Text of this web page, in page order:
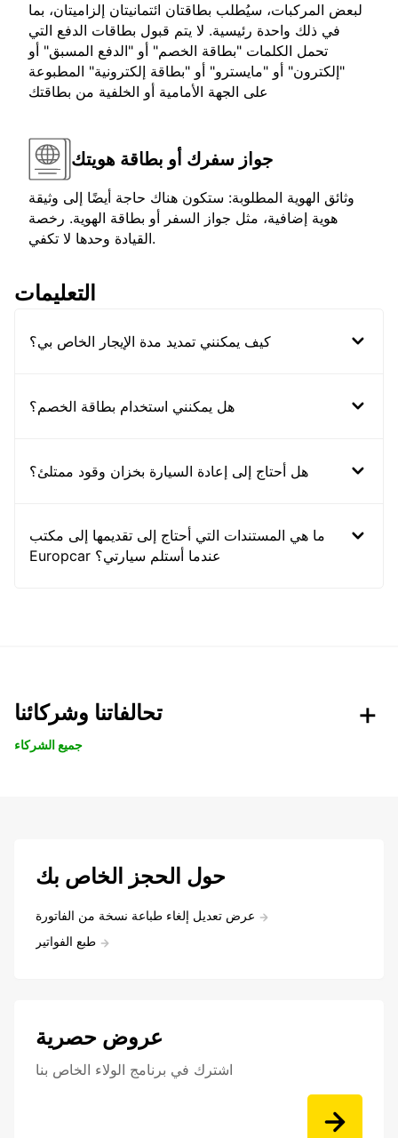
لبعض المركبات، سيُطلب بطاقتان ائتمانيتان إلزاميتان، بما
في ذلك واحدة رئيسية. لا يتم قبول بطاقات الدفع التي
تحمل الكلمات "بطاقة الخصم" أو "الدفع المسبق" أو
"إلكترون" أو "مايسترو" أو "بطاقة إلكترونية" المطبوعة
على الجهة الأمامية أو الخلفية من بطاقتك
جواز سفرك أو بطاقة هويتك
وثائق الهوية المطلوبة: ستكون هناك حاجة أيضًا إلى وثيقة
هوية إضافية، مثل جواز السفر أو بطاقة الهوية. رخصة
القيادة وحدها لا تكفي.
التعليمات
كيف يمكنني تمديد مدة الإيجار الخاص بي؟
هل يمكنني استخدام بطاقة الخصم؟
هل أحتاج إلى إعادة السيارة بخزان وقود ممتلئ؟
ما هي المستندات التي أحتاج إلى تقديمها إلى مكتب
Europcar عندما أستلم سيارتي؟
تحالفاتنا وشركائنا
جميع الشركاء
حول الحجز الخاص بك
عرض تعديل إلغاء طباعة نسخة من الفاتورة
طبع الفواتير
عروض حصرية
اشترك في برنامج الولاء الخاص بنا